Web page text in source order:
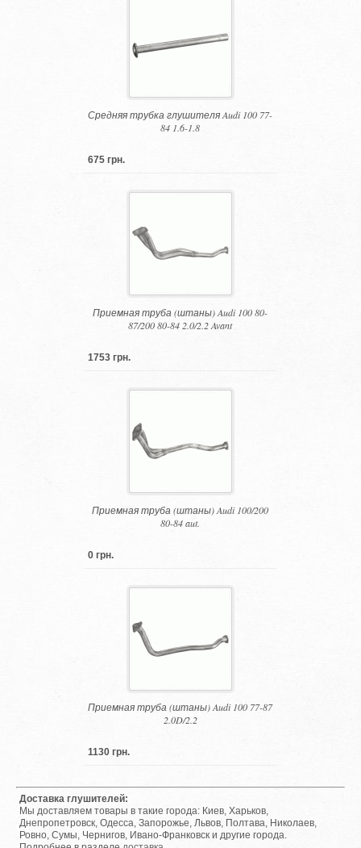
Средняя трубка глушителя Audi 100 77-
84 1.6-1.8
675 грн.
Приемная труба (штаны) Audi 100 80-
87/200 80-84 2.0/2.2 Avant
1753 грн.
Приемная труба (штаны) Audi 100/200
80-84 aut.
0 грн.
Приемная труба (штаны) Audi 100 77-87
2.0D/2.2
1130 грн.
Доставка глушителей:
Мы доставляем товары в такие города: Киев, Харьков,
Днепропетровск, Одесса, Запорожье, Львов, Полтава, Николаев,
Ровно, Сумы, Чернигов, Ивано-Франковск и другие города.